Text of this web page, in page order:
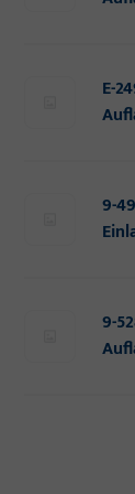
E-
9-
9-